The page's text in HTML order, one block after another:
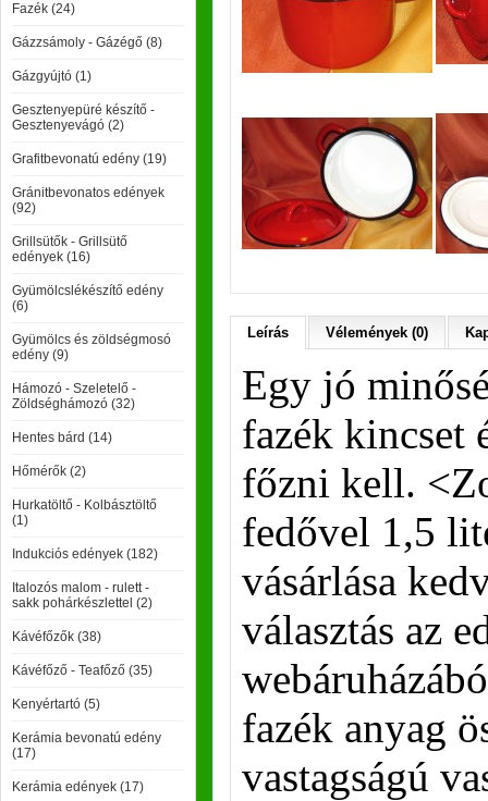
Fazék (24)
Gázzsámoly - Gázégő (8)
Gázgyújtó (1)
Gesztenyepüré készítő -
Gesztenyevágó (2)
Grafitbevonatú edény (19)
Gránitbevonatos edények
(92)
Grillsütők - Grillsütő
edények (16)
Gyümölcslékészítő edény
(6)
Gyümölcs és zöldségmosó
edény (9)
Hámozó - Szeletelő -
Zöldséghámozó (32)
Hentes bárd (14)
Hőmérők (2)
Hurkatöltő - Kolbásztöltő
(1)
Indukciós edények (182)
Italozós malom - rulett -
sakk pohárkészlettel (2)
Kávéfőzők (38)
Kávéfőző - Teafőző (35)
Kenyértartó (5)
Kerámia bevonatú edény
(17)
Kerámia edények (17)
Leírás Vélemények (0)
Egy jó
fazék kincset
főzni kell.
fedővel 1,5
vásárlása
választás az
fazék anyag
vastagságú